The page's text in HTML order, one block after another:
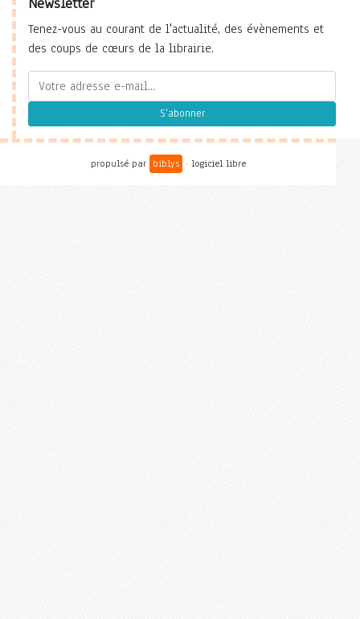
Tenez-vous au courant de l'actualité, des évènements et
des coups de cœurs de la librairie.
S'abonner
propulsé par biblys · logiciel libre